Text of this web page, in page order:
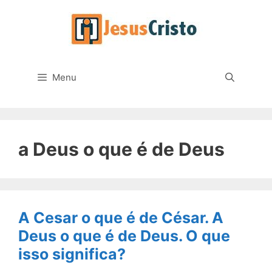
Menu
a Deus o que é de Deus
A Cesar o que é de César. A
Deus o que é de Deus. O que
isso significa?